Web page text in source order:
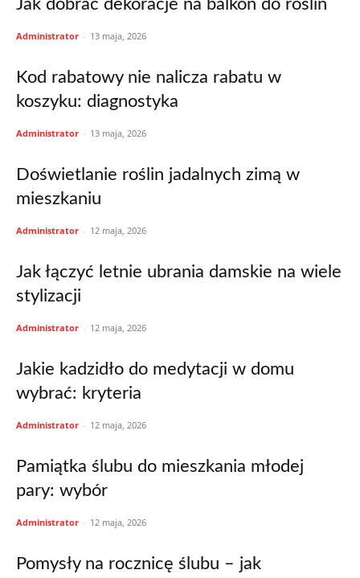
Jak dobrać dekoracje na balkon do roślin
Administrator - 13 maja, 2026
Kod rabatowy nie nalicza rabatu w
koszyku: diagnostyka
Administrator - 13 maja, 2026
Doświetlanie roślin jadalnych zimą w
mieszkaniu
Administrator - 12 maja, 2026
Jak łączyć letnie ubrania damskie na wiele
stylizacji
Administrator - 12 maja, 2026
Jakie kadzidło do medytacji w domu
wybrać: kryteria
Administrator - 12 maja, 2026
Pamiątka ślubu do mieszkania młodej
pary: wybór
Administrator - 12 maja, 2026
Pomysły na rocznicę ślubu – jak